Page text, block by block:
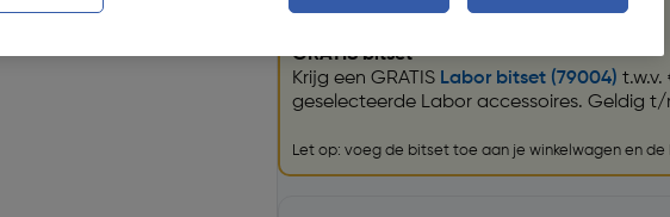
Promoties
GRATIS bitset
Krijg een GRATIS Labor bitset (79004)
geselecteerde Labor accessoires. Geldig t/
Let op: voeg de bitset toe aan je winkelwagen en